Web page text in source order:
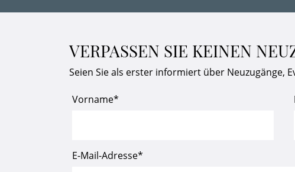
VERPASSEN SIE KEINEN
Seien Sie als erster informiert über Neuzugänge,